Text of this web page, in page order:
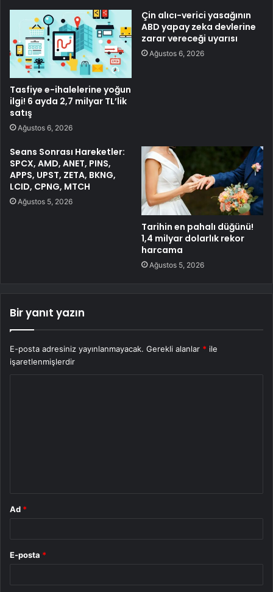
Tasfiye e-ihalelerine yoğun
ilgi! 6 ayda 2,7 milyar TL’lik
satış
Ağustos 6, 2026
Çin alıcı-verici yasağının
ABD yapay zeka devlerine
zarar vereceği uyarısı
Ağustos 6, 2026
Seans Sonrası Hareketler:
SPCX, AMD, ANET, PINS,
APPS, UPST, ZETA, BKNG,
LCID, CPNG, MTCH
Ağustos 5, 2026
Tarihin en pahalı düğünü!
1,4 milyar dolarlık rekor
harcama
Ağustos 5, 2026
Bir yanıt yazın
E-posta adresiniz yayınlanmayacak. Gerekli alanlar * ile
işaretlenmişlerdir
Ad *
E-posta *